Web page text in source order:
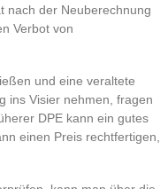
nach der Neuberechnung
Verbot von
und eine veraltete
ins Visier nehmen, fragen
DPE kann ein gutes
einen Preis rechtfertigen,